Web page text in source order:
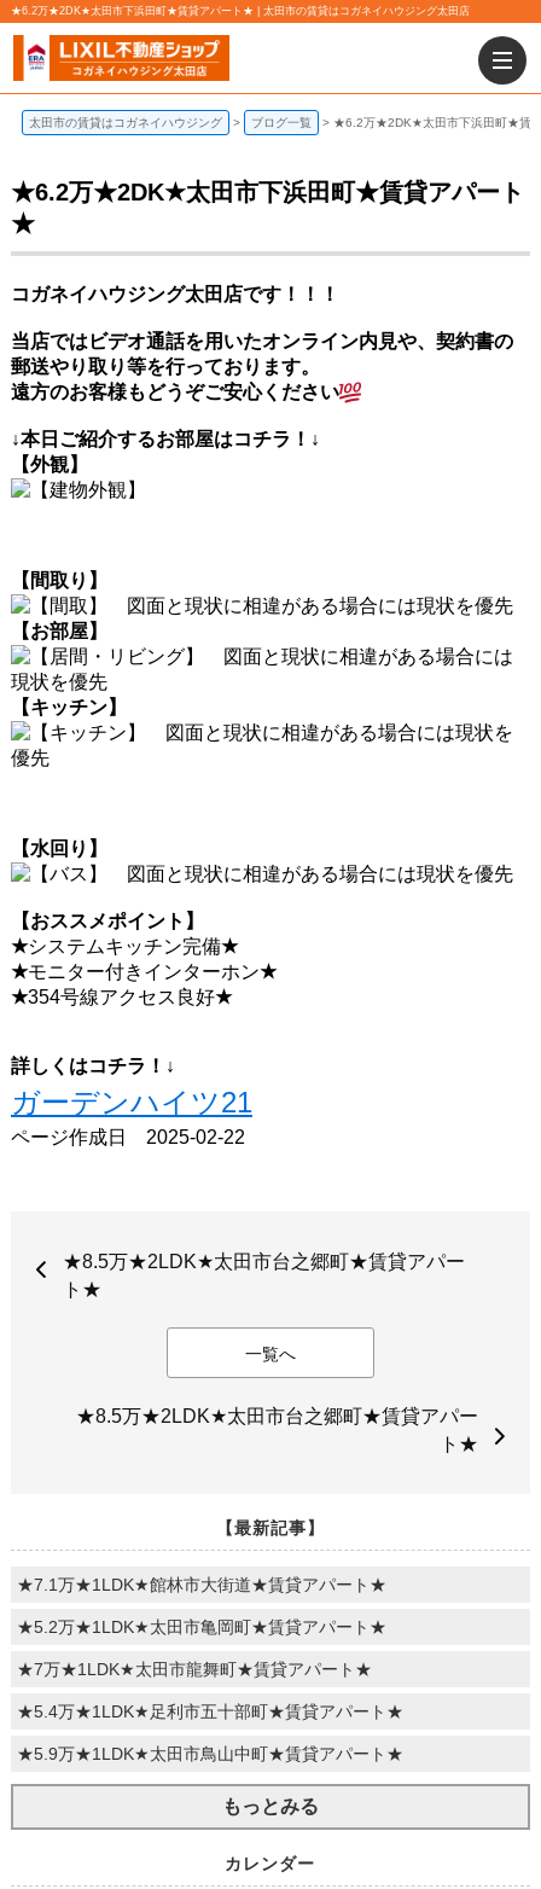
★6.2万★2DK★太田市下浜田町★賃貸アパート★ | 太田市の賃貸はコガネイハウジング太田店
太田市の賃貸はコガネイハウジング ブログ一覧 ★6.2万★2DK★太田市下浜田町★賃
★6.2万★2DK★太田市下浜田町★賃貸アパート
★
コガネイハウジング太田店です！！！
当店ではビデオ通話を用いたオンライン内見や、契約書の
郵送やり取り等を行っております。
遠方のお客様もどうぞご安心ください
↓本日ご紹介するお部屋はコチラ！↓
【外観】
【間取り】
【お部屋】
【キッチン】
【水回り】
【おススメポイント】
★システムキッチン完備★
★モニター付きインターホン★
★354号線アクセス良好★
詳しくはコチラ！↓
ガーデンハイツ21
ページ作成日 2025-02-22
★8.5万★2LDK★太田市台之郷町★賃貸アパー
ト★
一覧へ
★8.5万★2LDK★太田市台之郷町★賃貸アパー
ト★
【最新記事】
★7.1万★1LDK★館林市大街道★賃貸アパート★
★5.2万★1LDK★太田市亀岡町★賃貸アパート★
★7万★1LDK★太田市龍舞町★賃貸アパート★
★5.4万★1LDK★足利市五十部町★賃貸アパート★
★5.9万★1LDK★太田市鳥山中町★賃貸アパート★
もっとみる
カレンダー